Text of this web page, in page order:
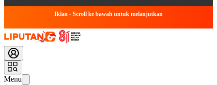
Iklan - Scroll ke bawah untuk melanjutkan
Menu